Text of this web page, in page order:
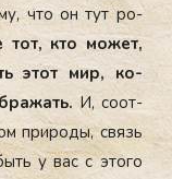
что он тут ро­
тот, кто мо­жет,
этот мир, ко­
И, со­от­
при­роды, связь
у вас с это­го